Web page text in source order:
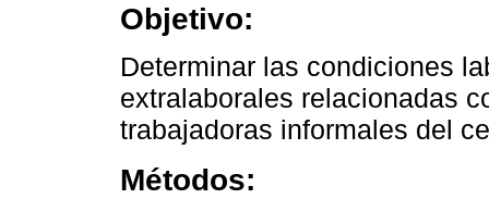
Objetivo:
Determinar las condiciones
extralaborales relacionadas
trabajadoras informales del
Métodos: